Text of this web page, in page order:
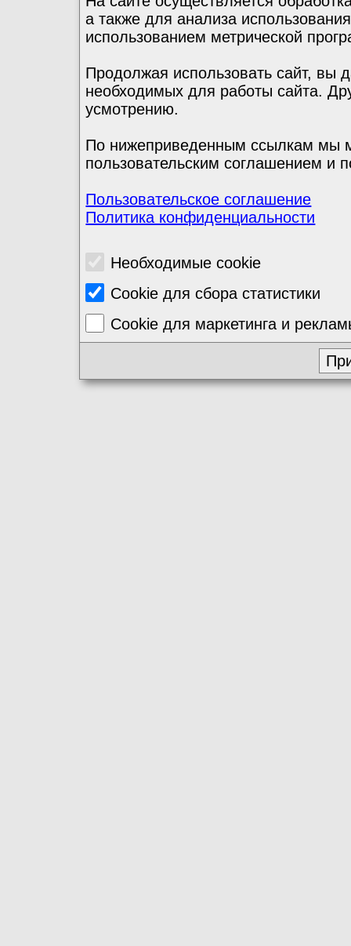
а также для анализа
использованием метрической
Продолжая использовать сайт, вы
необходимых для работы сайта.
усмотрению.
По нижеприведенным ссылкам мы
пользовательским соглашением и
Пользовательское соглашение
Политика конфиденциальности
Необходимые cookie
Cookie для сбора статистики
Cookie для маркетинга и